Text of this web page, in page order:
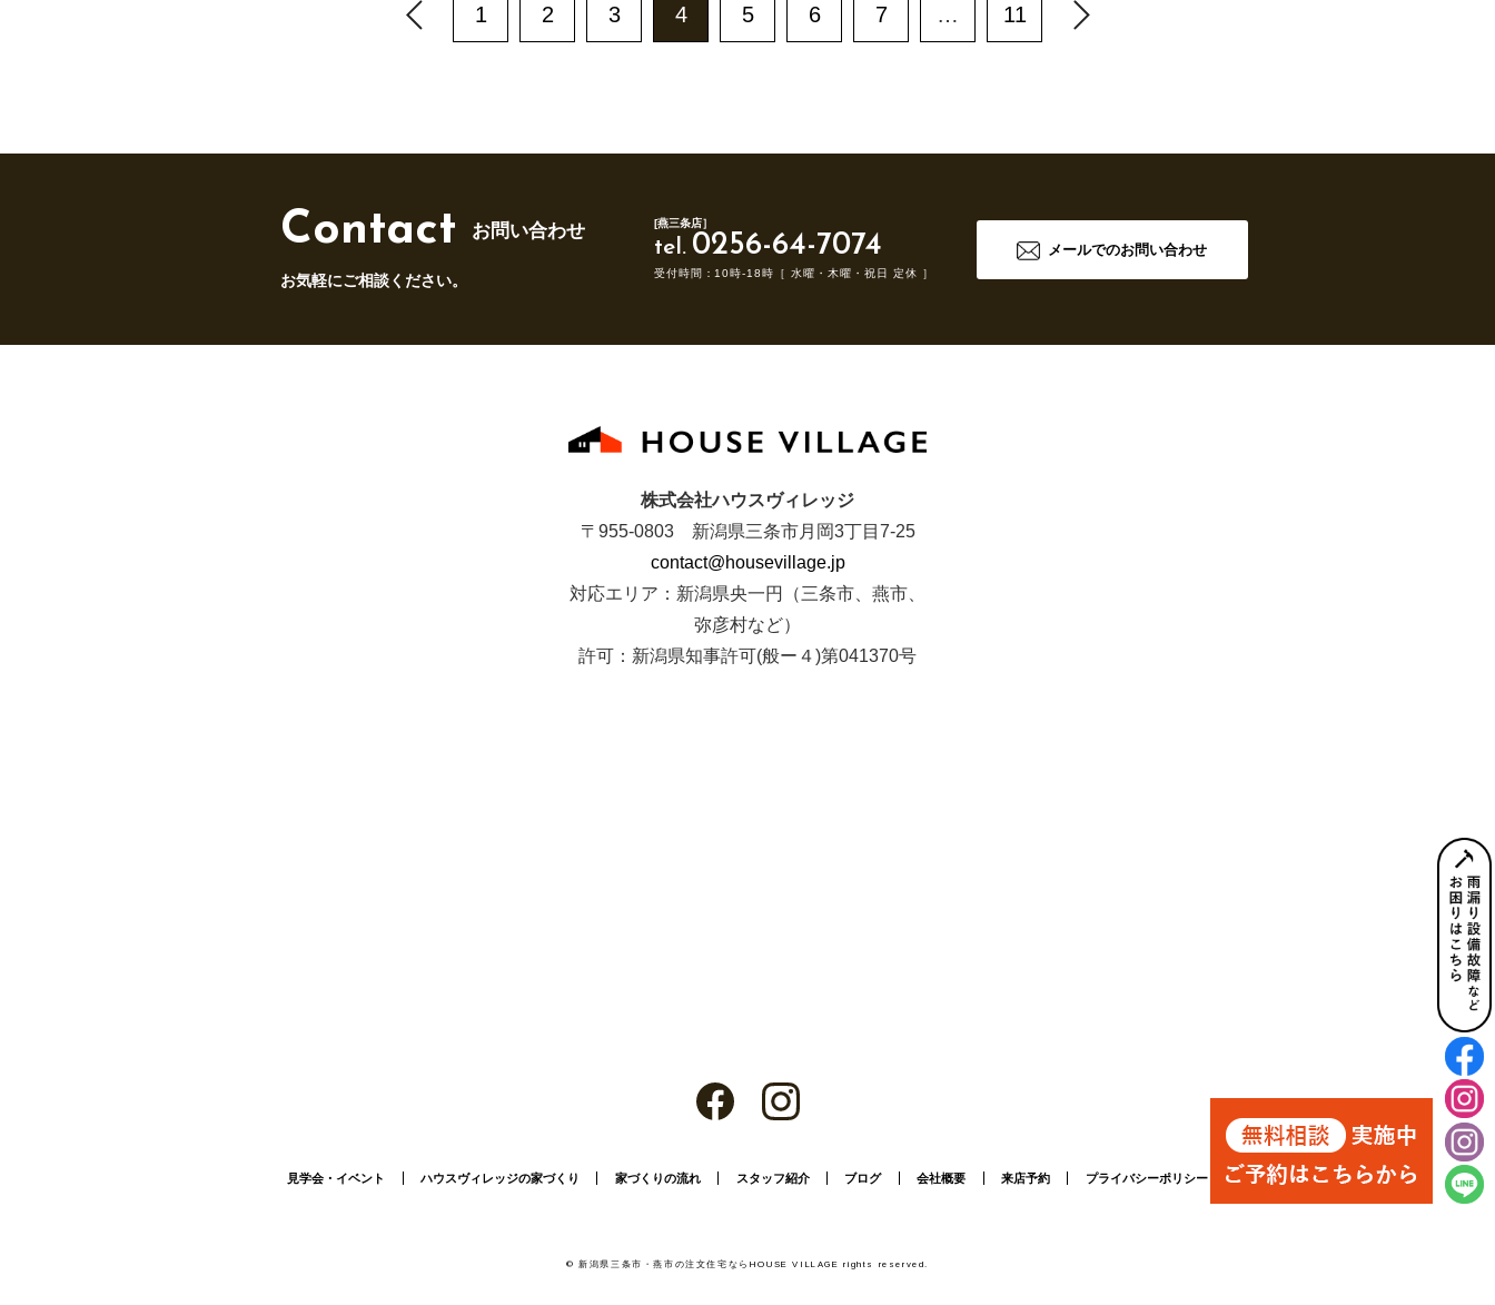
1 2 3 4 5 6 7 … 11
Contact お問い合わせ
お気軽にご相談ください。
[燕三条店］
tel. 0256-64-7074
受付時間：10時-18時［ 水曜・木曜・祝日 定休 ］
メールでのお問い合わせ
株式会社ハウスヴィレッジ
〒955-0803 新潟県三条市月岡3丁目7-25
contact@housevillage.jp
対応エリア：新潟県央一円（三条市、燕市、
弥彦村など）
許可：新潟県知事許可(般ー４)第041370号
見学会・イベント ハウスヴィレッジの家づくり 家づくりの流れ スタッフ紹介 ブログ 会社概要 来店予約 プライバシーポリシー
©新潟県三条市・燕市の注文住宅ならHOUSE VILLAGE rights reserved.